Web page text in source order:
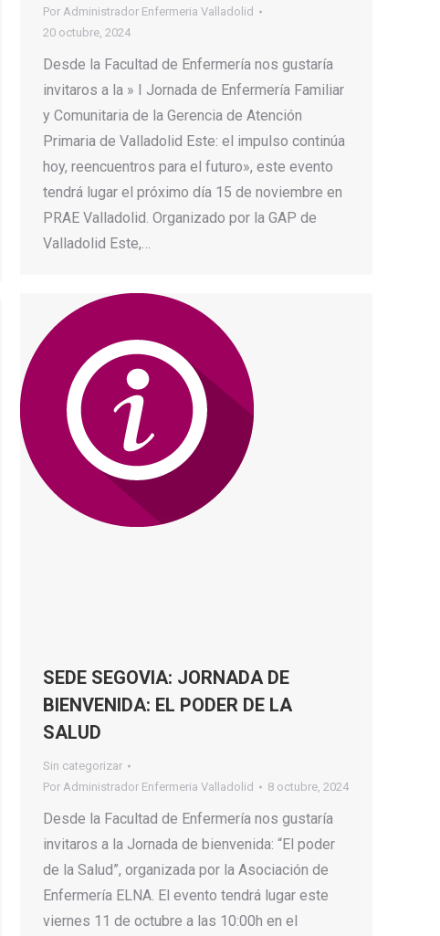
Por Administrador Enfermeria Valladolid
20 octubre, 2024
Desde la Facultad de Enfermería nos gustaría
invitaros a la » I Jornada de Enfermería Familiar
y Comunitaria de la Gerencia de Atención
Primaria de Valladolid Este: el impulso continúa
hoy, reencuentros para el futuro», este evento
tendrá lugar el próximo día 15 de noviembre en
PRAE Valladolid. Organizado por la GAP de
Valladolid Este,…
SEDE SEGOVIA: JORNADA DE
BIENVENIDA: EL PODER DE LA
SALUD
Sin categorizar
Por Administrador Enfermeria Valladolid 8 octubre, 2024
Desde la Facultad de Enfermería nos gustaría
invitaros a la Jornada de bienvenida: “El poder
de la Salud”, organizada por la Asociación de
Enfermería ELNA. El evento tendrá lugar este
viernes 11 de octubre a las 10:00h en el